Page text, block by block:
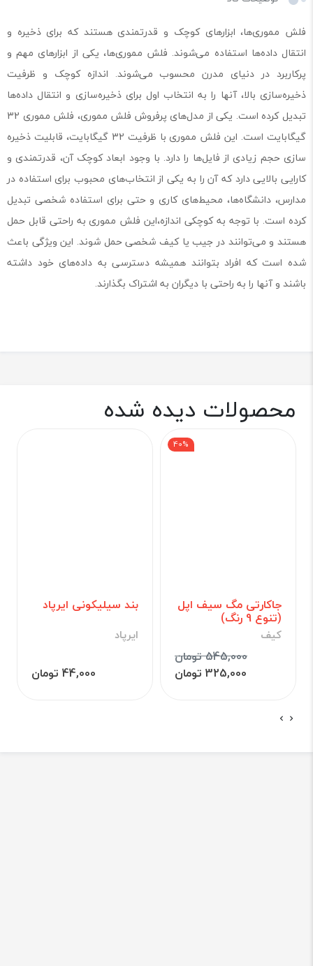
فلش مموری‌ها، ابزارهای کوچک و قدرتمندی هستند که برای ذخیره و
انتقال داده‌ها استفاده می‌شوند. فلش مموری‌ها، یکی از ابزارهای مهم و
پرکاربرد در دنیای مدرن محسوب می‌شوند. اندازه کوچک و ظرفیت
ذخیره‌سازی بالا، آنها را به انتخاب اول برای ذخیره‌سازی و انتقال داده‌ها
تبدیل کرده است. یکی از مدل‌های پرفروش فلش مموری، فلش مموری 32
گیگابایت است. این فلش مموری با ظرفیت 32 گیگابایت، قابلیت ذخیره
سازی حجم زیادی از فایل‌ها را دارد. با وجود ابعاد کوچک آن، قدرتمندی و
کارایی بالایی دارد که آن را به یکی از انتخاب‌های محبوب برای استفاده در
مدارس، دانشگاه‌ها، محیط‌های کاری و حتی برای استفاده شخصی تبدیل
کرده است. با توجه به کوچکی اندازه،این فلش مموری به راحتی قابل حمل
هستند و می‌توانند در جیب یا کیف شخصی حمل شوند. این ویژگی باعث
شده است که افراد بتوانند همیشه دسترسی به داده‌های خود داشته
باشند و آنها را به راحتی با دیگران به اشتراک بگذارند.
محصولات دیده شده
جاکارتی مگ سیف اپل
(تنوع 9 رنگ)
کیف
545,000 تومان
40%
325,000 تومان
بند سیلیکونی ایرپاد
ایرپاد
44,000 تومان